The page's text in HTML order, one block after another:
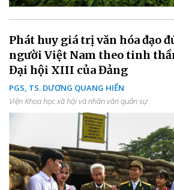
Phát huy giá trị văn hóa đạo
người Việt Nam theo tinh
Đại hội XIII của Đảng
PGS, TS. DƯƠNG QUANG HIỂN
Viện Khoa học xã hội và nhân văn quân sự